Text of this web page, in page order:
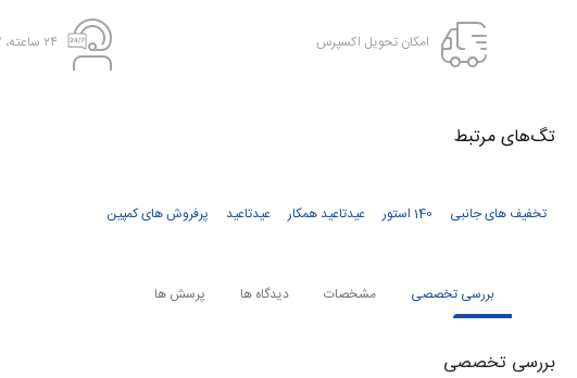
امکان تحویل اکسپرس ۲۴ ساعته، ۷ روز هفته
تگ‌های‌ مرتبط
تخفیف های جانبی 140 استور عیدتاعید همکار عیدتاعید پرفروش های کمپین
بررسی تخصصی مشخصات دیدگاه ها پرسش ها
بررسی تخصصی